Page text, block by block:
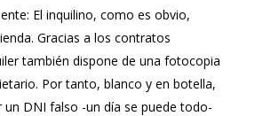
El inquilino, como es obvio,
Gracias a los contratos
también dispone de una fotocopia
Por tanto, blanco y en botella,
un DNI falso -un día se puede todo-